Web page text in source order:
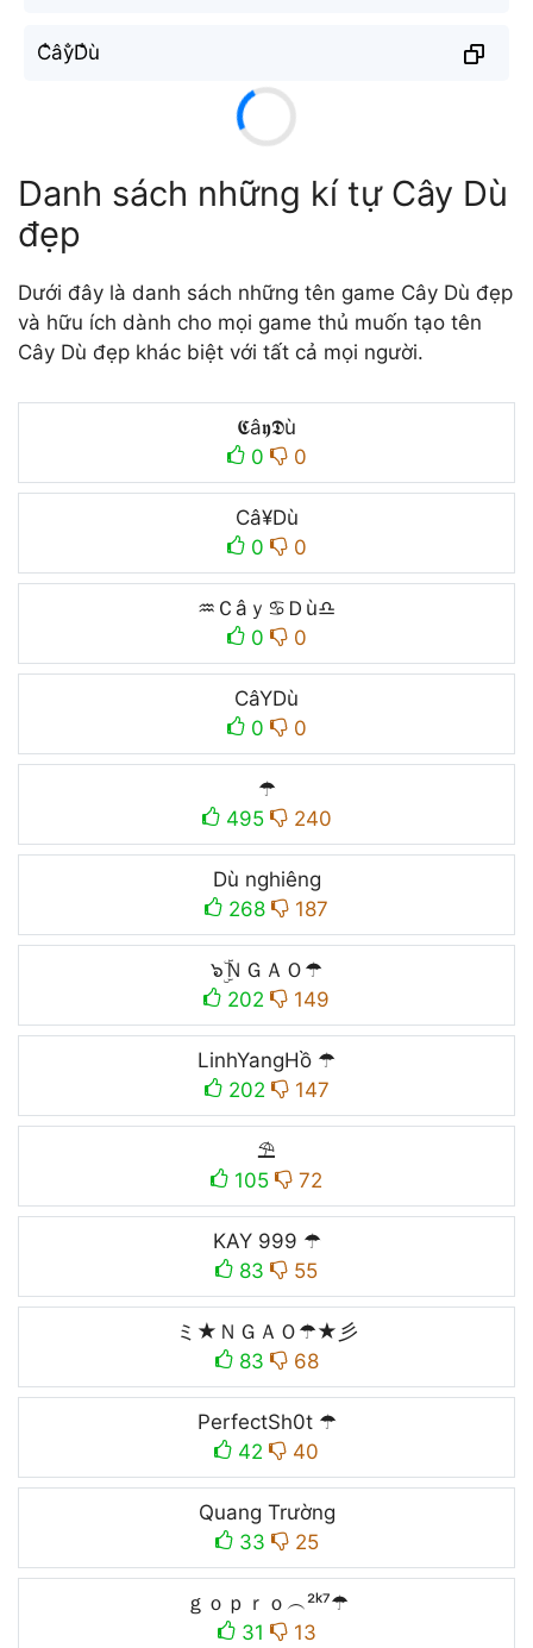
C̐ây̐D̐ù
Danh sách những kí tự Cây Dù
đẹp
Dưới đây là danh sách những tên game Cây Dù đẹp
và hữu ích dành cho mọi game thủ muốn tạo tên
Cây Dù đẹp khác biệt với tất cả mọi người.
𝕮â𝖞𝕯ù
0
0
Câ¥Dù
0
0
♒︎Ｃâｙ♋︎Ｄù♎︎
0
0
CâYDù
0
0
☂
495
240
Dù nghiêng
268
187
๖ۣۜＮＧＡＯ☂
202
149
LinhYangHồ ☂
202
147
⛱
105
72
KAY 999 ☂
83
55
ミ★ＮＧＡＯ☂★彡
83
68
PerfectSh0t ☂
42
40
Quang Trường
33
25
ｇｏｐｒｏ︵²ᵏ⁷☂
31
13